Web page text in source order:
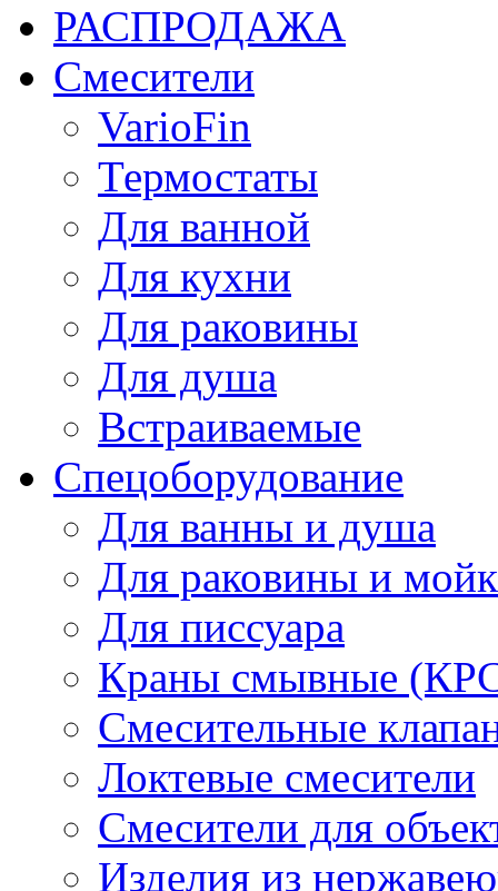
РАСПРОДАЖА
Смесители
VarioFin
Термостаты
Для ванной
Для кухни
Для раковины
Для душа
Встраиваемые
Спецоборудование
Для ванны и душа
Для раковины и
Для писсуара
Краны смывные
Смесительные
Локтевые смесители
Смесители для
Изделия из